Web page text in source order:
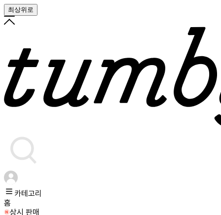
최상위로
카테고리
홈
상시 판매